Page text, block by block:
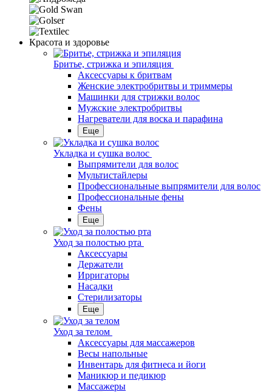
Красота и здоровье
Бритье, стрижка и эпиляция
Аксессуары к бритвам
Женские электробритвы и триммеры
Машинки для стрижки волос
Мужские электробритвы
Нагреватели для воска и парафина
Еще
Укладка и сушка волос
Выпрямители для волос
Мультистайлеры
Профессиональные выпрямители для волос
Профессиональные фены
Фены
Еще
Уход за полостью рта
Аксессуары
Держатели
Ирригаторы
Насадки
Стерилизаторы
Еще
Уход за телом
Аксессуары для массажеров
Весы напольные
Инвентарь для фитнеса и йоги
Маникюр и педикюр
Массажеры